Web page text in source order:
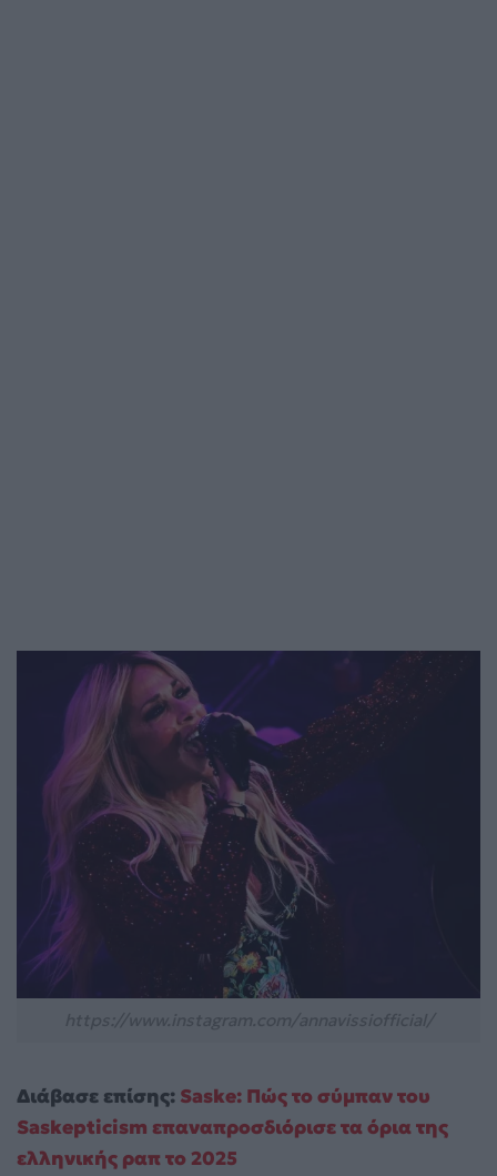
Διάβασε επίσης: Saske: Πώς το σύμπαν του
Saskepticism επαναπροσδιόρισε τα όρια της
ελληνικής ραπ το 2025